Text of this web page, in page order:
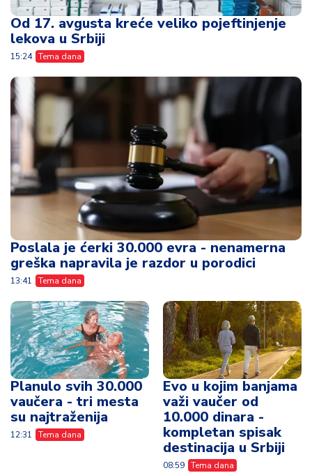
Od 17. avgusta kreće veliko pojeftinjenje
lekova u Srbiji
15:24 Tema dana
Poslala je ćerki 30.000 evra - nenamerna
greška napravila je razdor u porodici
13:41 Tema dana
Planulo svih 30.000
vaučera - tri mesta
su najtraženija
12:31 Tema dana
Evo u kojim banjama
važi vaučer od
10.000 dinara -
kompletan spisak
destinacija u Srbiji
08:59 Tema dana